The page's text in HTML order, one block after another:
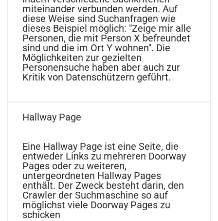
miteinander verbunden werden. Auf
diese Weise sind Suchanfragen wie
dieses Beispiel möglich: "Zeige mir alle
Personen, die mit Person X befreundet
sind und die im Ort Y wohnen". Die
Möglichkeiten zur gezielten
Personensuche haben aber auch zur
Kritik von Datenschützern geführt.
Hallway Page
Eine Hallway Page ist eine Seite, die
entweder Links zu mehreren Doorway
Pages oder zu weiteren,
untergeordneten Hallway Pages
enthält. Der Zweck besteht darin, den
Crawler der Suchmaschine so auf
möglichst viele Doorway Pages zu
schicken